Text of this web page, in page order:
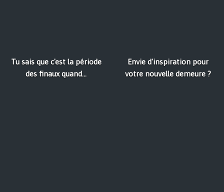
Tu sais que c'est la période
des finaux quand...
Envie d'inspiration pour
votre nouvelle demeure ?